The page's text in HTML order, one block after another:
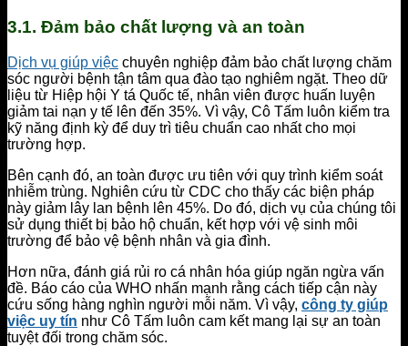
3.1. Đảm bảo chất lượng và an toàn
Dịch vụ giúp việc chuyên nghiệp đảm bảo chất lượng chăm
sóc người bệnh tận tâm qua đào tạo nghiêm ngặt. Theo dữ
liệu từ Hiệp hội Y tá Quốc tế, nhân viên được huấn luyện
giảm tai nạn y tế lên đến 35%. Vì vậy, Cô Tấm luôn kiểm tra
kỹ năng định kỳ để duy trì tiêu chuẩn cao nhất cho mọi
trường hợp.
Bên cạnh đó, an toàn được ưu tiên với quy trình kiểm soát
nhiễm trùng. Nghiên cứu từ CDC cho thấy các biện pháp
này giảm lây lan bệnh lên 45%. Do đó, dịch vụ của chúng tôi
sử dụng thiết bị bảo hộ chuẩn, kết hợp với vệ sinh môi
trường để bảo vệ bệnh nhân và gia đình.
Hơn nữa, đánh giá rủi ro cá nhân hóa giúp ngăn ngừa vấn
đề. Báo cáo của WHO nhấn mạnh rằng cách tiếp cận này
cứu sống hàng nghìn người mỗi năm. Vì vậy, công ty giúp
việc uy tín như Cô Tấm luôn cam kết mang lại sự an toàn
tuyệt đối trong chăm sóc.